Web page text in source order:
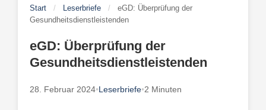
Start / Leserbriefe /
eGD: Überprüfung der
Gesundheitsdienstleistenden
eGD: Überprüfung der
Gesundheitsdienstleistenden
28. Februar 2024•Leserbriefe•2 Minuten